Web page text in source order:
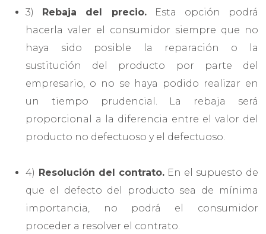
3) Rebaja del precio.Esta opción podrá
hacerla valer el consumidor siempre que no
haya sido posible la reparación o la
sustitución del producto por parte del
empresario, o no se haya podido realizar en
un tiempo prudencial. La rebaja será
proporcional a la diferencia entre el valor del
producto no defectuoso y el defectuoso.
4) Resolución del contrato.En el supuesto de
que el defecto del producto sea de mínima
importancia, no podrá el consumidor
proceder a resolver el contrato.